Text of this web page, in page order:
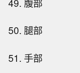
50. 腿部
51. 手部